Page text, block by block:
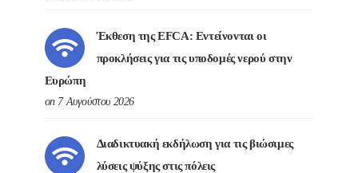
Έκθεση της EFCA: Εντείνονται οι
προκλήσεις για τις υποδομές νερού στην
Ευρώπη
on 7 Αυγούστου 2026
Διαδικτυακή εκδήλωση για τις βιώσιμες
λύσεις ψύξης στις πόλεις